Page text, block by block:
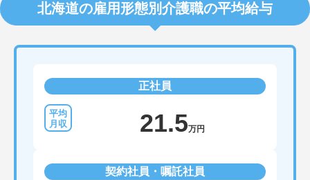
北海道の雇用形態別介護職の平均給与
正社員
21.5万円
契約社員・嘱託社員